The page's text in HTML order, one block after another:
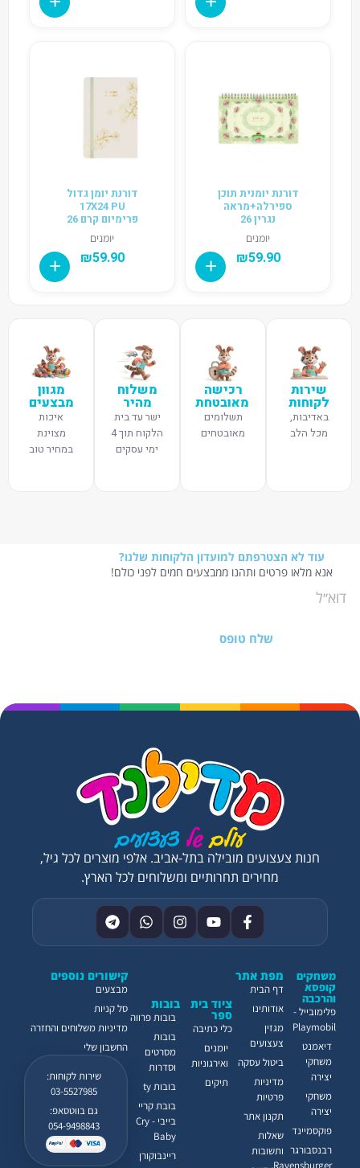
דורנת יומנית תוכן
ספירלה+מראה
נגרין 26
יומנים
₪59.90
דורנת יומן גדול
17X24 PU
פרימיום קרם 26
יומנים
₪59.90
שירות
לקוחות
באדיבות,
מכל הלב
רכישה
מאובטחת
תשלומים
מאובטחים
משלוח
מהיר
ישר עד בית
הלקוח תוך 4
ימי עסקים
מגוון
מבצעים
איכות
מצוינת
במחיר טוב
עוד לא הצטרפתם למועדון הלקוחות שלנו?
אנא מלאו פרטים ותהנו ממבצעים חמים לפני כולם!
שלח טופס
קישורים נוספים
מבצעים
סל קניות
מדיניות משלוחים והחזרה
החשבון שלי
שירות לקוחות:
03-5527985
גם בווטסאפ:
054-9498843
ציוד בית
ספר
כלי כתיבה
יומנים
ואירגוניות
תיקים
בובות
בובות פרווה
בובות
מסרטים
וסדרות
בובות ty
בובת קריי
בייבי - Cry
Baby
ריינבוקורן
משחקים
קופסא
והרכבה
פלימובייל -
Playmobil
דיאמנט
משחקי
יצירה
משחקי
יצירה
פוקסמיינד
רבנסבורגר
מפת אתר
דף הבית
אודותינו
מגזין
צעצועים
ביטול עסקה
מדיניות
פרטיות
תקנון אתר
שאלות
ותשובות
חנות צעצועים מובילה בתל-אביב. אלפי מוצרים לכל גיל,
מחירים תחרותיים ומשלוחים לכל הארץ.